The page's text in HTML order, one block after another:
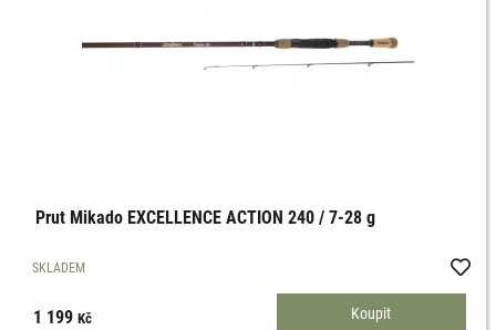
Prut Mikado EXCELLENCE ACTION 240 / 7-28 g
SKLADEM
1 199Kč